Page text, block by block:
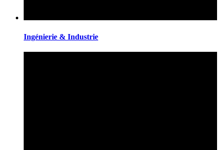
Ingénierie & Industrie